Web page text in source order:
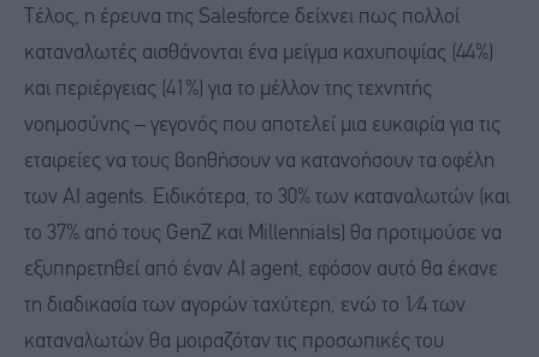
Τέλος, η έρευνα της Salesforce δείχνει πως πολλοί
καταναλωτές αισθάνονται ένα μείγμα καχυποψίας (44%)
και περιέργειας (41%) για το μέλλον της τεχνητής
νοημοσύνης – γεγονός που αποτελεί μια ευκαιρία για τις
εταιρείες να τους βοηθήσουν να κατανοήσουν τα οφέλη
των ΑΙ agents. Ειδικότερα, το 30% των καταναλωτών (και
το 37% από τους GenZ και Millennials) θα προτιμούσε να
εξυπηρετηθεί από έναν ΑΙ agent, εφόσον αυτό θα έκανε
τη διαδικασία των αγορών ταχύτερη, ενώ το 1⁄4 των
καταναλωτών θα μοιραζόταν τις προσωπικές του